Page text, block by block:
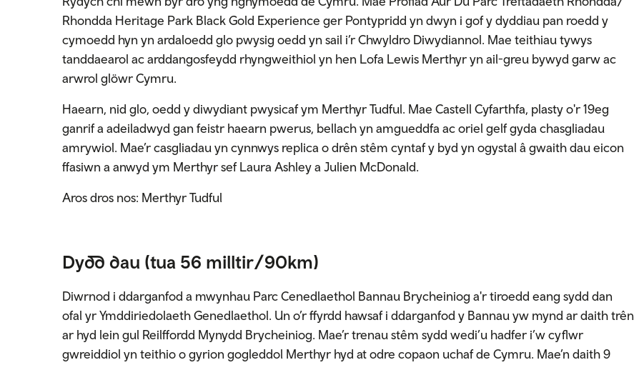
Rhondda Heritage Park Black Gold Experience ger Pontypridd yn dwyn i gof y dyddiau pan roedd y
cymoedd hyn yn ardaloedd glo pwysig oedd yn sail i’r Chwyldro Diwydiannol. Mae teithiau tywys
tanddaearol ac arddangosfeydd rhyngweithiol yn hen Lofa Lewis Merthyr yn ail-greu bywyd garw ac
arwrol glöwr Cymru.
Haearn, nid glo, oedd y diwydiant pwysicaf ym Merthyr Tudful. Mae Castell Cyfarthfa, plasty o'r 19eg
ganrif a adeiladwyd gan feistr haearn pwerus, bellach yn amgueddfa ac oriel gelf gyda chasgliadau
amrywiol. Mae’r casgliadau yn cynnwys replica o drên stêm cyntaf y byd yn ogystal â gwaith dau eicon
ffasiwn a anwyd ym Merthyr sef Laura Ashley a Julien McDonald.
Aros dros nos: Merthyr Tudful
Dydd dau (tua 56 milltir/90km)
Diwrnod i ddarganfod a mwynhau Parc Cenedlaethol Bannau Brycheiniog a'r tiroedd eang sydd dan
ofal yr Ymddiriedolaeth Genedlaethol. Un o’r ffyrdd hawsaf i ddarganfod y Bannau yw mynd ar daith trên
ar hyd lein gul Reilffordd Mynydd Brycheiniog. Mae’r trenau stêm sydd wedi’u hadfer i’w cyflwr
gwreiddiol yn teithio o gyrion gogleddol Merthyr hyd at odre copaon uchaf de Cymru. Mae’n daith 9